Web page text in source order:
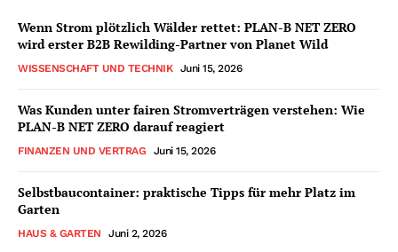
Wenn Strom plötzlich Wälder rettet: PLAN-B NET ZERO
wird erster B2B Rewilding-Partner von Planet Wild
WISSENSCHAFT UND TECHNIK Juni 15, 2026
Was Kunden unter fairen Stromverträgen verstehen: Wie
PLAN-B NET ZERO darauf reagiert
FINANZEN UND VERTRAG Juni 15, 2026
Selbstbaucontainer: praktische Tipps für mehr Platz im
Garten
HAUS & GARTEN Juni 2, 2026